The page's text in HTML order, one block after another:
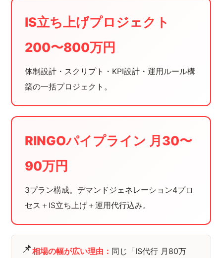
IS立ち上げプロジェクト
200〜800万円
体制設計・スクリプト・KPI設計・運用ルール構
築の一括プロジェクト。
RINGOパイプライン 月30〜
90万円
3プラン構成。デマンドジェネレーション4プロ
セス＋IS立ち上げ＋運用代行込み。
📌相場の幅が広い理由： 同じ「IS代行 月80万